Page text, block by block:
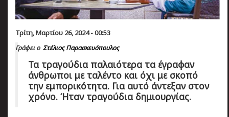
Τρίτη, Μαρτίου 26, 2024 - 00:53
Γράφει ο Στέλιος Παρασκευόπουλος
Τα τραγούδια παλαιότερα τα έγραφαν
άνθρωποι με ταλέντο και όχι με σκοπό
την εμπορικότητα. Για αυτό άντεξαν στον
χρόνο. Ήταν τραγούδια δημιουργίας.